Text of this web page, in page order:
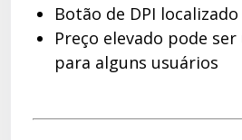
Botão de DPI
Preço elevado pode
para alguns usuários